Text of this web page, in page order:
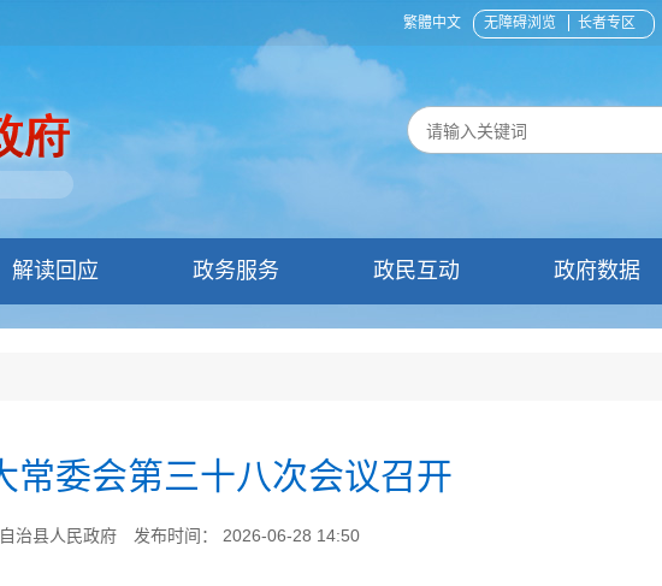
繁體中文 无障碍浏览 长者专区
解读回应 政务服务 政民互动 政府数据
常委会第三十八次会议召开
治县人民政府 发布时间： 2026-06-28 14:50